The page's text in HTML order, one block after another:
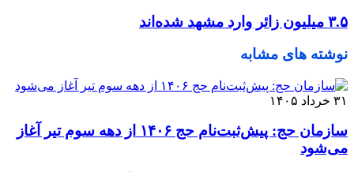
۳.۵ میلیون زائر وارد مشهد شده‌اند
نوشته های مشابه
۳۱ خرداد ۱۴۰۵
سازمان حج: پیش‌ثبت‌نام حج ۱۴۰۶ از دهه سوم تیر آغاز
می‌شود